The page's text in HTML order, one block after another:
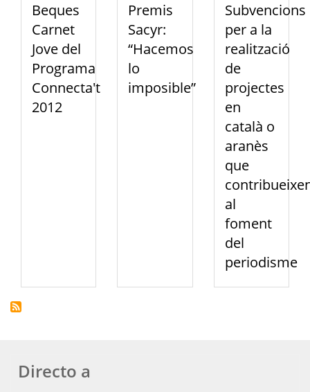
Beques
Carnet
Jove del
Programa
Connecta't
2012
Premis
Sacyr:
“Hacemos
lo
imposible”
Subvencions
per a la
realització
de
projectes
en
català o
aranès
que
al
foment
del
periodisme
Directo a